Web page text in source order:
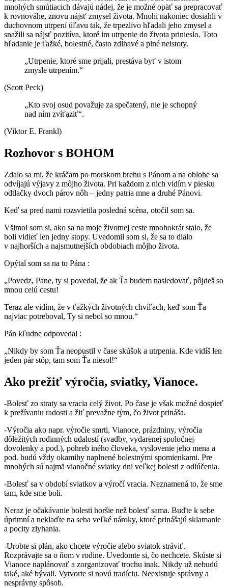
mnohých smútiacich dávajú nádej, že je možné opäť sa prepracovať
k rovnováhe, znovu nájsť zmysel života. Mnohí nakoniec dosiahli v
duchovnom utrpení úľavu tak, že trpezlivo hľadali jeho zmysel a
snažili sa nájsť pozitíva, ktoré im utrpenie do života prinieslo. Toto
hľadanie je ťažké, bolestné, často zdĺhavé a plné neistoty.
„Utrpenie, ktoré sme prijali, prestáva byť v istom
zmysle utrpením.“
(Scott Peck)
„Kto svoj osud považuje za spečatený, nie je schopný
nad ním zvíťaziť“.
(Viktor E. Frankl)
Rozhovor s BOHOM
Zdalo sa mi, že kráčam po morskom brehu s Pánom a na oblohe sa
odvíjajú výjavy z môjho života. Pri každom z nich vidím v piesku
odtlačky dvoch párov nôh – jedny patria mne a druhé Pánovi.
Keď sa pred nami rozsvietila posledná scéna, otočil som sa.
Všimol som si, ako sa na moje životnej ceste mnohokrát stalo, že
boli vidieť len jedny stopy. Uvedomil som si, že sa to dialo
v najhorších a najsmutnejších obdobiach môjho života.
Opýtal som sa na to Pána :
„Povedz, Pane, ty si povedal, že ak Ťa budem nasledovať, pôjdeš so
mnou celú cestu!
Teraz ale vidím, že v ťažkých životných chvíľach, keď som Ťa
najviac potreboval, Ty si nebol so mnou.“
Pán kľudne odpovedal :
„Nikdy by som Ťa neopustil v čase skúšok a utrpenia. Kde vidíš len
jeden pár stôp, tam som Ťa niesol!“
Ako prežiť výročia, sviatky, Vianoce.
-Bolesť zo straty sa vracia celý život. Po čase je však možné dospieť
k prežívaniu radosti a žiť prevažne tým, čo život prináša.
-Výročia ako napr. výročie smrti, Vianoce, prázdniny, výročia
dôležitých rodinných udalostí (svadby, vydarenej spoločnej
dovolenky a pod.), pohreb iného človeka, vyslovenie jeho mena a
pod. budú vždy okamihy naplnené bolestnými spomienkami. Pre
mnohých sú najmä vianočné sviatky dni veľkej bolesti z odlúčenia.
-Bolesť sa v období sviatkov a výročí vracia. Neznamená to, že sme
tam, kde sme boli.
Neraz je očakávanie bolesti horšie než bolesť sama. Buďte k sebe
úprimní a neklaďte na seba veľké nároky, ktoré prinášajú sklamanie
a pocity zlyhania.
-Urobte si plán, ako chcete výročie alebo sviatok stráviť.
Rozprávajte sa o ňom v rodine. Uvedomte si, čo nechcete. Skúste si
Vianoce naplánovať a zorganizovať trochu inak. Nikdy už nebudú
také, aké bývali. Vytvorte si novú tradíciu. Neexistuje správny a
nesprávny spôsob.